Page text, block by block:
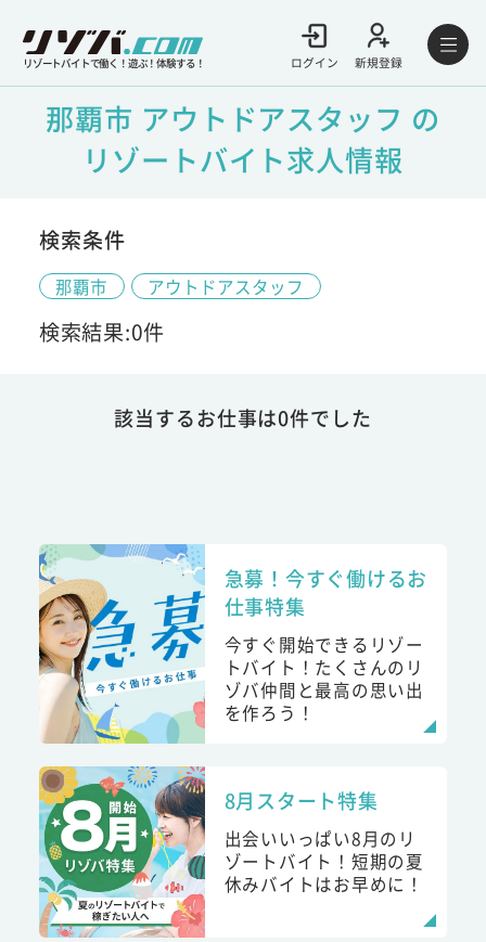
リゾートバイトで働く！遊ぶ！体験する！ ログイン 新規登録
那覇市 アウトドアスタッフ の
リゾートバイト求人情報
検索条件
那覇市 アウトドアスタッフ
検索結果:0件
該当するお仕事は0件でした
急募！今すぐ働けるお
仕事特集
今すぐ開始できるリゾー
トバイト！たくさんのリ
ゾバ仲間と最高の思い出
を作ろう！
8月スタート特集
出会いいっぱい8月のリ
ゾートバイト！短期の夏
休みバイトはお早めに！